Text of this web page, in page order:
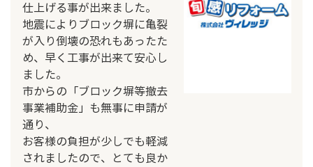
仕上げる事が出来ました。
地震によりブロック塀に亀裂
が入り倒壊の恐れもあったた
め、早く工事が出来て安心し
ました。
市からの「ブロック塀等撤去
事業補助金」も無事に申請が
通り、
お客様の負担が少しでも軽減
されましたので、とても良か